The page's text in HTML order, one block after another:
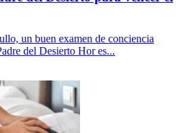
un buen examen de conciencia
del Desierto Hor es...